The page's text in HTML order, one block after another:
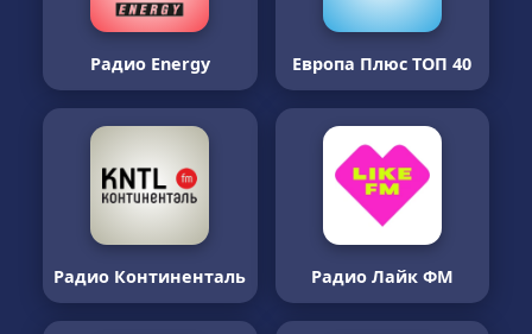
Радио Energy Европа Плюс ТОП 40
Радио Континенталь Радио Лайк ФМ